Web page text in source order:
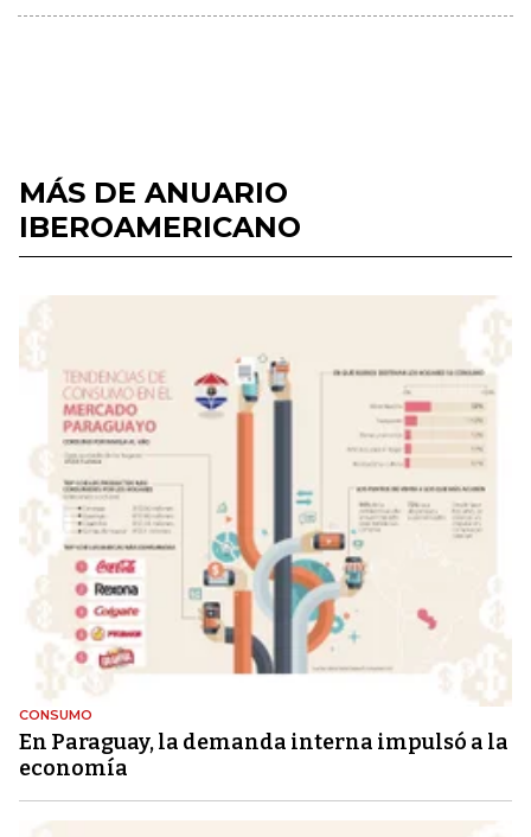
MÁS DE ANUARIO
IBEROAMERICANO
CONSUMO
En Paraguay, la demanda interna impulsó a la
economía